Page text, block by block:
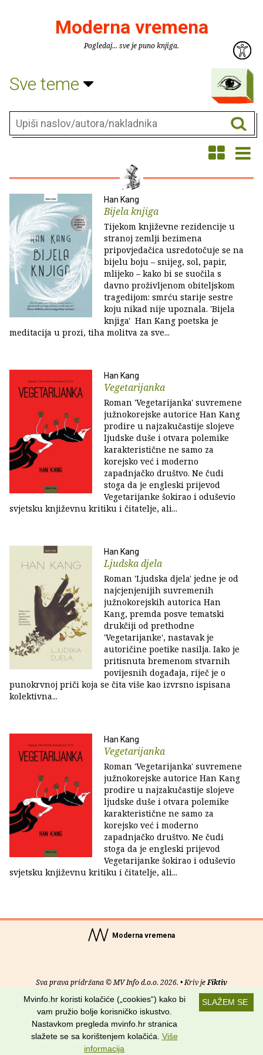
Moderna vremena
Pogledaj... sve je puno knjiga.
Sve teme
Han Kang
Bijela knjiga
Tijekom književne rezidencije u
stranoj zemlji bezimena
pripovjedačica usredotočuje se na
bijelu boju – snijeg, sol, papir,
mlijeko – kako bi se suočila s
davno proživljenom obiteljskom
tragedijom: smrću starije sestre
koju nikad nije upoznala. 'Bijela
knjiga' Han Kang poetska je
meditacija u prozi, tiha molitva za sve...
Han Kang
Vegetarijanka
Roman 'Vegetarijanka' suvremene
južnokorejske autorice Han Kang
prodire u najzakučastije slojeve
ljudske duše i otvara polemike
karakteristične ne samo za
korejsko već i moderno
zapadnjačko društvo. Ne čudi
stoga da je engleski prijevod
Vegetarijanke šokirao i oduševio
svjetsku književnu kritiku i čitatelje, ali...
Han Kang
Ljudska djela
Roman 'Ljudska djela' jedne je od
najcjenjenijih suvremenih
južnokorejskih autorica Han
Kang, premda posve tematski
drukčiji od prethodne
'Vegetarijanke', nastavak je
autoričine poetike nasilja. Iako je
pritisnuta bremenom stvarnih
povijesnih događaja, riječ je o
punokrvnoj priči koja se čita više kao izvrsno ispisana
kolektivna...
Han Kang
Vegetarijanka
Roman 'Vegetarijanka' suvremene
južnokorejske autorice Han Kang
prodire u najzakučastije slojeve
ljudske duše i otvara polemike
karakteristične ne samo za
korejsko već i moderno
zapadnjačko društvo. Ne čudi
stoga da je engleski prijevod
Vegetarijanke šokirao i oduševio
svjetsku književnu kritiku i čitatelje, ali...
Moderna vremena
Sva prava pridržana © MV Info d.o.o. 2026. • Kriv jeFiktiv
Uvjeti korištenja RSS kanali
Potraži nas na:
SLAŽEM SE
Mvinfo.hr koristi kolačiće („cookies“) kako bi
vam pružio bolje korisničko iskustvo.
Nastavkom pregleda mvinfo.hr stranica
slažete se sa korištenjem kolačića. Više
informacija